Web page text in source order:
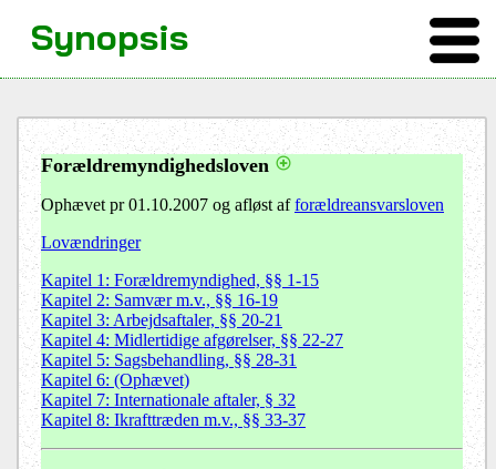
Forældremyndighedsloven
Ophævet pr 01.10.2007 og afløst afforældreansvarsloven
Lovændringer
Kapitel 1: Forældremyndighed, §§ 1-15
Kapitel 2: Samvær m.v., §§ 16-19
Kapitel 3: Arbejdsaftaler, §§ 20-21
Kapitel 4: Midlertidige afgørelser, §§ 22-27
Kapitel 5: Sagsbehandling, §§ 28-31
Kapitel 6: (Ophævet)
Kapitel 7: Internationale aftaler, § 32
Kapitel 8: Ikrafttræden m.v., §§ 33-37
Synopsis